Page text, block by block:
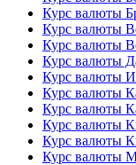
Курс валюты
Курс валюты
Курс валюты
Курс валюты
Курс валюты
Курс валюты
Курс валюты
Курс валюты
Курс валюты
Курс валюты